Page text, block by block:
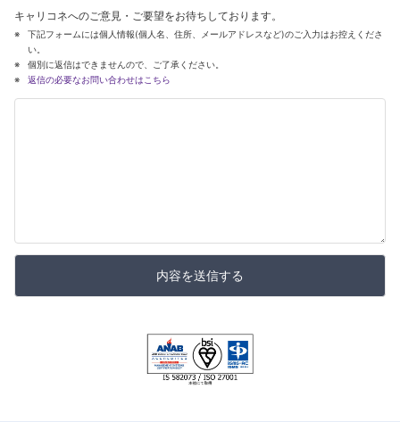
キャリコネへのご意見・ご要望をお待ちしております。
下記フォームには個人情報(個人名、住所、メールアドレスなど)のご入力はお控えくださ
い。
個別に返信はできませんので、ご了承ください。
返信の必要なお問い合わせはこちら
内容を送信する